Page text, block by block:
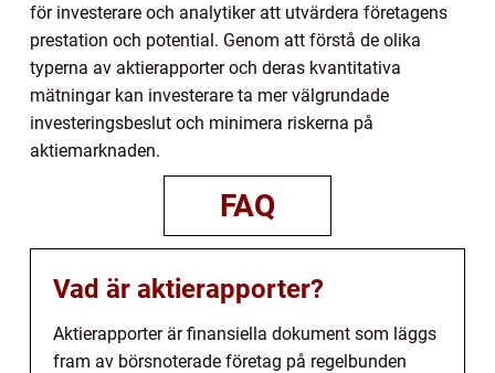
för investerare och analytiker att utvärdera företagens
prestation och potential. Genom att förstå de olika
typerna av aktierapporter och deras kvantitativa
mätningar kan investerare ta mer välgrundade
investeringsbeslut och minimera riskerna på
aktiemarknaden.
FAQ
Vad är aktierapporter?
Aktierapporter är finansiella dokument som läggs
fram av börsnoterade företag på regelbunden